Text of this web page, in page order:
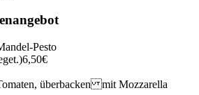
Pesto
6,50€
überbacken mit Mozzarella